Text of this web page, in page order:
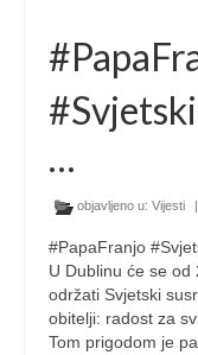
…
objavljeno u: Vijesti |
#PapaFranjo
U Dublinu će se od
održati Svjetski
obitelji: radost za
Tom prigodom je